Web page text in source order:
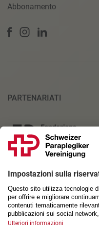
Abbonamento
PARTENARIATI